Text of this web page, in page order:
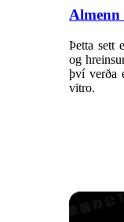
Þetta sett
og
því verða
vitro.